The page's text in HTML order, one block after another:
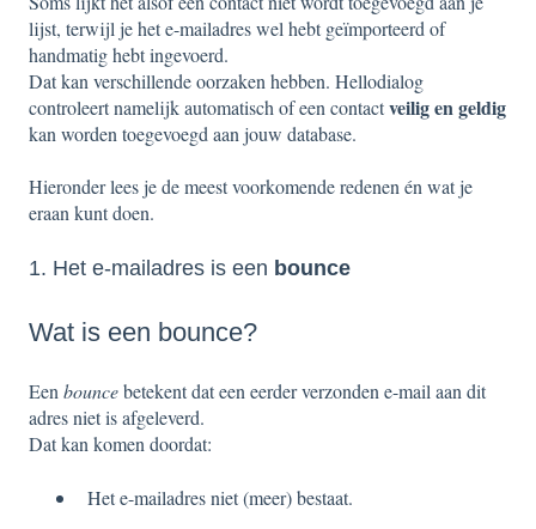
lijst, terwijl je het e-mailadres wel hebt geïmporteerd of
handmatig hebt ingevoerd.
Dat kan verschillende oorzaken hebben. Hellodialog
controleert namelijk automatisch of een contactveilig en geldig
kan worden toegevoegd aan jouw database.
Hieronder lees je de meest voorkomende redenen én wat je
eraan kunt doen.
1. Het e-mailadres is een bounce
Wat is een bounce?
Eenbouncebetekent dat een eerder verzonden e-mail aan dit
adres niet is afgeleverd.
Dat kan komen doordat:
Het e-mailadres niet (meer) bestaat.